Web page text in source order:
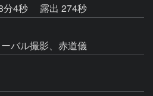
分4秒
露出 274秒
バル撮影、赤道儀